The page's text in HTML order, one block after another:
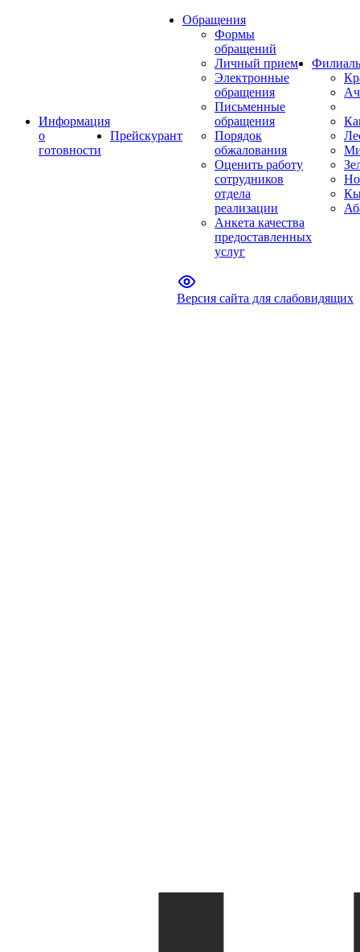
Информация
о
готовности
Прейскурант
Обращения
Формы
обращений
Личный прием
Электронные
обращения
Письменные
обращения
Порядок
обжалования
Оценить работу
сотрудников
отдела
реализации
Анкета качества
предоставленных
услуг
Версия сайта для слабовидящих